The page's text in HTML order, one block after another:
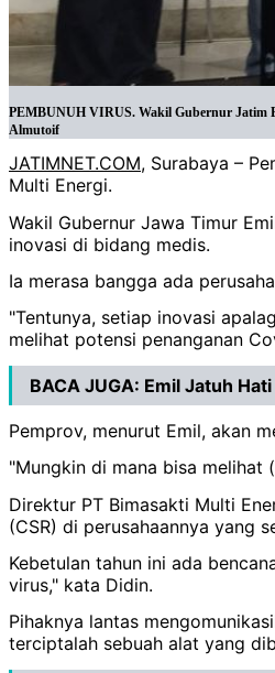
PEMBUNUH VIRUS. Wakil Gubernur Jatim
Almutoif
JATIMNET.COM, Surabaya –
Multi Energi.
Wakil Gubernur Jawa Timur
inovasi di bidang medis.
Ia merasa bangga ada
"Tentunya, setiap inovasi
melihat potensi penanganan
BACA JUGA: Emil Jatuh
Pemprov, menurut Emil, akan
"Mungkin di mana bisa melihat
Direktur PT Bimasakti Multi
(CSR) di perusahaannya yang
Kebetulan tahun ini ada
virus," kata Didin.
Pihaknya lantas
terciptalah sebuah alat yang